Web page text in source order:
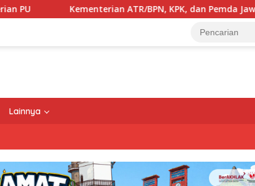
KPK, dan Pemda Jawa Barat Sepakati Kerja Sama
Lainnya